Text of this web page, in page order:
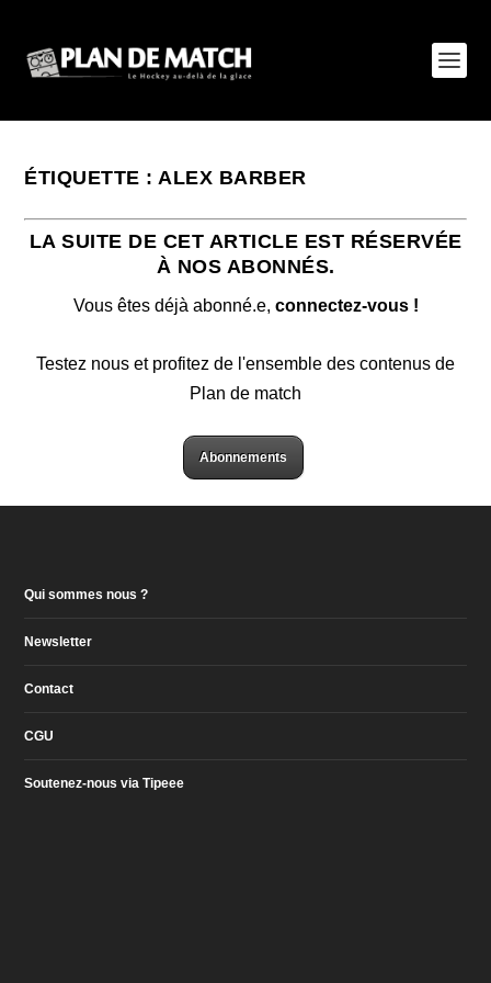
ÉTIQUETTE :ALEX BARBER
LA SUITE DE CET ARTICLE EST RÉSERVÉE
À NOS ABONNÉS.
Vous êtes déjà abonné.e, connectez-vous !
Testez nous et profitez de l'ensemble des contenus de
Plan de match
Abonnements
Qui sommes nous ?
Newsletter
Contact
CGU
Soutenez-nous via Tipeee